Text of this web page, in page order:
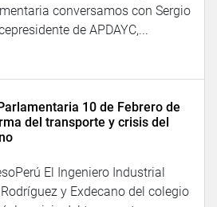
conversamos con Sergio
de APDAYC,...
10 de Febrero de
del transporte y crisis del
El Ingeniero Industrial
y Exdecano del colegio